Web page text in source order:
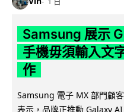
Samsung 展示
手機毋須輸入文
作
Samsung 電子 MX 部門顧
表示，品牌正推動 Galaxy